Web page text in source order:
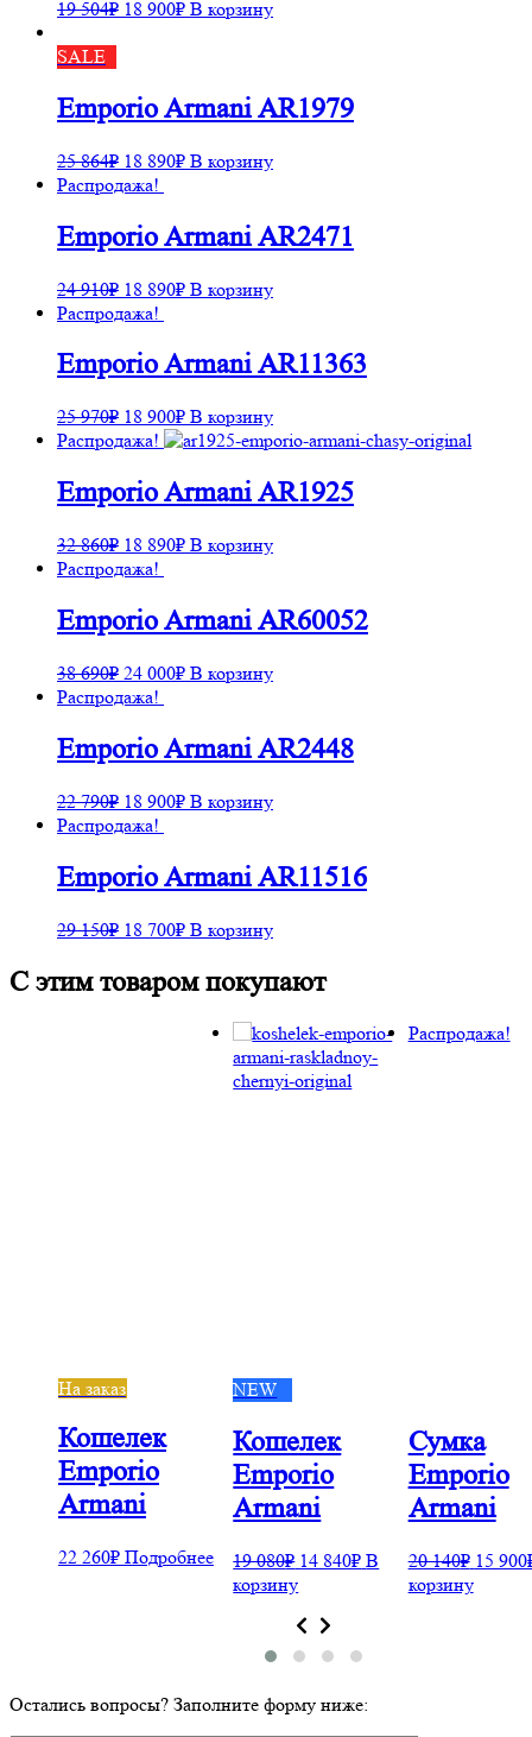
19 504₽ 18 900₽ В корзину
SALE
Emporio Armani AR1979
25 864₽ 18 890₽ В корзину
Распродажа!
Emporio Armani AR2471
24 910₽ 18 890₽ В корзину
Распродажа!
Emporio Armani AR11363
25 970₽ 18 900₽ В корзину
Распродажа!
Emporio Armani AR1925
32 860₽ 18 890₽ В корзину
Распродажа!
Emporio Armani AR60052
38 690₽ 24 000₽ В корзину
Распродажа!
Emporio Armani AR2448
22 790₽ 18 900₽ В корзину
Распродажа!
Emporio Armani AR11516
29 150₽ 18 700₽ В корзину
С этим товаром покупают
На заказ
Кошелек
Emporio
Armani
22 260₽ Подробнее
NEW
Кошелек
Emporio
Armani
19 080₽ 14 840₽ В
корзину
Распродажа!
Сумка
Emporio
Armani
20 140₽ 15 900
корзину
Остались вопросы? Заполните форму ниже: